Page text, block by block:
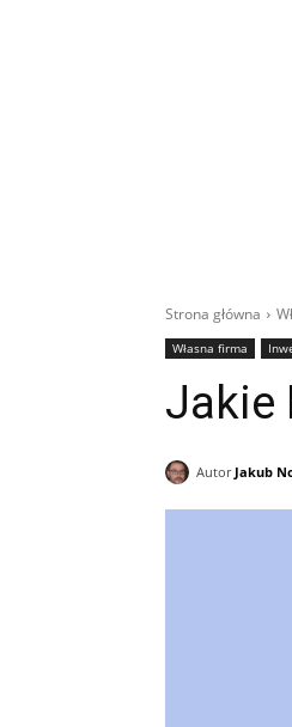
Strona główna
Własna firma
Jakie
Autor Jakub